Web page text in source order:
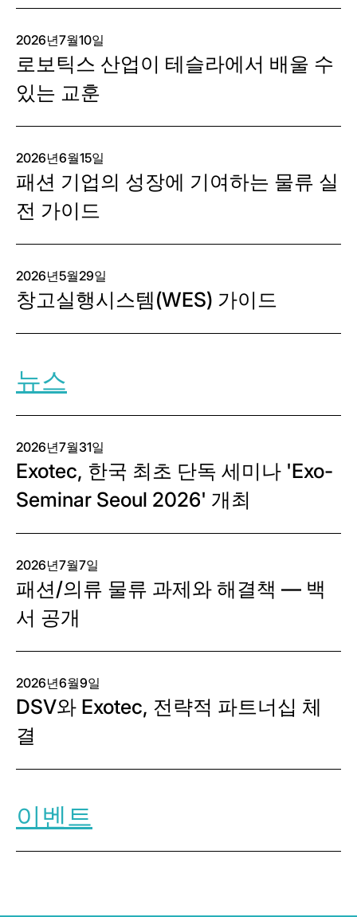
2026년7월10일
로보틱스 산업이 테슬라에서 배울 수
있는 교훈
2026년6월15일
패션 기업의 성장에 기여하는 물류 실
전 가이드
2026년5월29일
창고실행시스템(WES) 가이드
뉴스
2026년7월31일
Exotec, 한국 최초 단독 세미나 'Exo-
Seminar Seoul 2026' 개최
2026년7월7일
패션/의류 물류 과제와 해결책 — 백
서 공개
2026년6월9일
DSV와 Exotec, 전략적 파트너십 체
결
이벤트